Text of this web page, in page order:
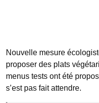
Nouvelle mesure
proposer des plats
menus tests ont été
s’est pas fait attendre.